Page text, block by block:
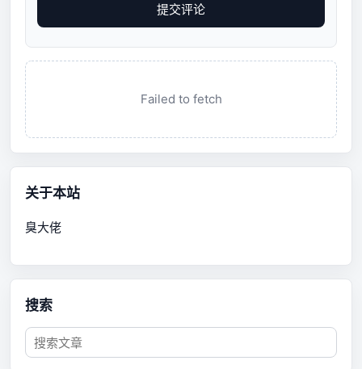
提交评论
Failed to fetch
关于本站
臭大佬
搜索